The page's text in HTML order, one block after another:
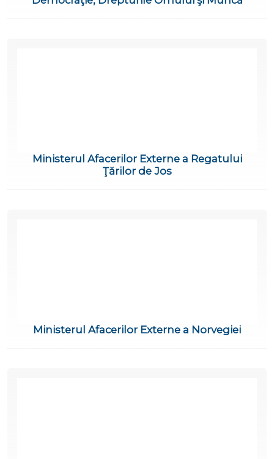
Ministerul Afacerilor Externe a Regatului
Ţărilor de Jos
Ministerul Afacerilor Externe a Norvegiei